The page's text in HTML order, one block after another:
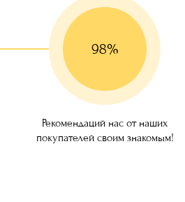
98%
Рекомендаций нас от наших
покупателей своим знакомым!